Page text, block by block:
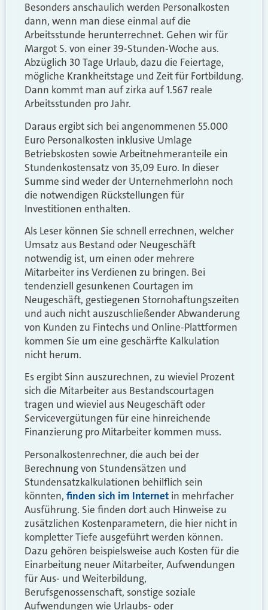
Besonders anschaulich werden Personalkosten
dann, wenn man diese einmal auf die
Arbeitsstunde herunterrechnet. Gehen wir für
Margot S. von einer 39-Stunden-Woche aus.
Abzüglich 30 Tage Urlaub, dazu die Feiertage,
mögliche Krankheitstage und Zeit für Fortbildung.
Dann kommt man auf zirka auf 1.567 reale
Arbeitsstunden pro Jahr.
Daraus ergibt sich bei angenommenen 55.000
Euro Personalkosten inklusive Umlage
Betriebskosten sowie Arbeitnehmeranteile ein
Stundenkostensatz von 35,09 Euro. In dieser
Summe sind weder der Unternehmerlohn noch
die notwendigen Rückstellungen für
Investitionen enthalten.
Als Leser können Sie schnell errechnen, welcher
Umsatz aus Bestand oder Neugeschäft
notwendig ist, um einen oder mehrere
Mitarbeiter ins Verdienen zu bringen. Bei
tendenziell gesunkenen Courtagen im
Neugeschäft, gestiegenen Stornohaftungszeiten
und auch nicht auszuschließender Abwanderung
von Kunden zu Fintechs und Online-Plattformen
kommen Sie um eine geschärfte Kalkulation
nicht herum.
Es ergibt Sinn auszurechnen, zu wieviel Prozent
sich die Mitarbeiter aus Bestandscourtagen
tragen und wieviel aus Neugeschäft oder
Servicevergütungen für eine hinreichende
Finanzierung pro Mitarbeiter kommen muss.
Personalkostenrechner, die auch bei der
Berechnung von Stundensätzen und
Stundensatzkalkulationen behilflich sein
könnten, finden sich im Internet in mehrfacher
Ausführung. Sie finden dort auch Hinweise zu
zusätzlichen Kostenparametern, die hier nicht in
kompletter Tiefe ausgeführt werden können.
Dazu gehören beispielsweise auch Kosten für die
Einarbeitung neuer Mitarbeiter, Aufwendungen
für Aus- und Weiterbildung,
Berufsgenossenschaft, sonstige soziale
Aufwendungen wie Urlaubs- oder